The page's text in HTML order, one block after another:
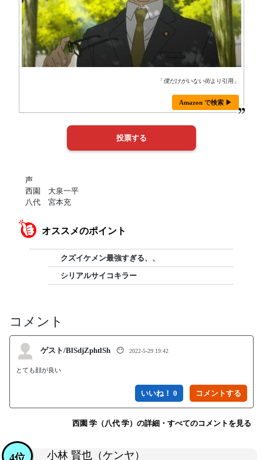
「僕だけがいない街より引用」
Amazon で検索 ▶
声
西園 大泉一平
八代 宮本充
オススメのポイント
クズイケメン最強すぎる、、
シリアルサイコキラー
コメント
ゲスト/BlSdjZphtlSh 😶 2022-5-29 19:42
とても顔が良い
いいね！ 0
西園 学（八代 学）の詳細・すべてのコメントを見る
小林 賢也（ケンヤ）
4位